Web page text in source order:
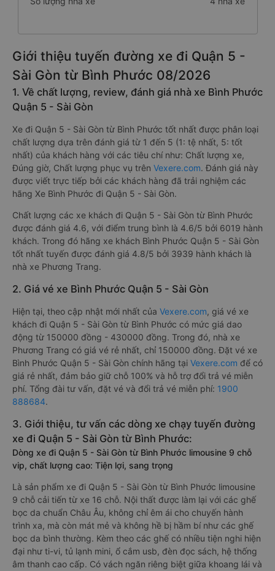
Giới thiệu tuyến đường xe đi Quận 5 -
Sài Gòn từ Bình Phước 08/2026
1. Về chất lượng, review, đánh giá nhà xe Bình Phước
Quận 5 - Sài Gòn
Xe đi Quận 5 - Sài Gòn từ Bình Phước tốt nhất được phân loại
chất lượng dựa trên đánh giá từ 1 đến 5 (1: tệ nhất, 5: tốt
nhất) của khách hàng với các tiêu chí như: Chất lượng xe,
Đúng giờ, Chất lượng phục vụ trên Vexere.com. Đánh giá này
được viết trực tiếp bởi các khách hàng đã trải nghiệm các
hãng Xe Bình Phước đi Quận 5 - Sài Gòn.
Chất lượng các xe khách đi Quận 5 - Sài Gòn từ Bình Phước
được đánh giá 4.6, với điểm trung bình là 4.6/5 bởi 6019 hành
khách. Trong đó hãng xe khách Bình Phước Quận 5 - Sài Gòn
tốt nhất tuyến được đánh giá 4.8/5 bởi 3939 hành khách là
nhà xe Phương Trang.
2. Giá vé xe Bình Phước Quận 5 - Sài Gòn
Hiện tại, theo cập nhật mới nhất của Vexere.com, giá vé xe
khách đi Quận 5 - Sài Gòn từ Bình Phước có mức giá dao
động từ 150000 đồng - 430000 đồng. Trong đó, nhà xe
Phương Trang có giá vé rẻ nhất, chỉ 150000 đồng. Đặt vé xe
Bình Phước Quận 5 - Sài Gòn chính hãng tại Vexere.com để có
giá rẻ nhất, đảm bảo giữ chỗ 100% và hỗ trợ đổi trả vé miễn
phí. Tổng đài tư vấn, đặt vé và đổi trả vé miễn phí: 1900
888684.
3. Giới thiệu, tư vấn các dòng xe chạy tuyến đường
xe đi Quận 5 - Sài Gòn từ Bình Phước:
Dòng xe đi Quận 5 - Sài Gòn từ Bình Phước limousine 9 chỗ
vip, chất lượng cao: Tiện lợi, sang trọng
Là sản phẩm xe đi Quận 5 - Sài Gòn từ Bình Phước limousine
9 chỗ cải tiến từ xe 16 chỗ. Nội thất được làm lại với các ghế
bọc da chuẩn Châu Âu, không chỉ êm ái cho chuyến hành
trình xa, mà còn mát mẻ và không hề bị hầm bí như các ghế
bọc da bình thường. Kèm theo các ghế có nhiều tiện nghi hiện
đại như ti-vi, tủ lạnh mini, ổ cắm usb, đèn đọc sách, hệ thống
âm thanh cao cấp. Có vách ngăn riêng biệt giữa khoang lái và